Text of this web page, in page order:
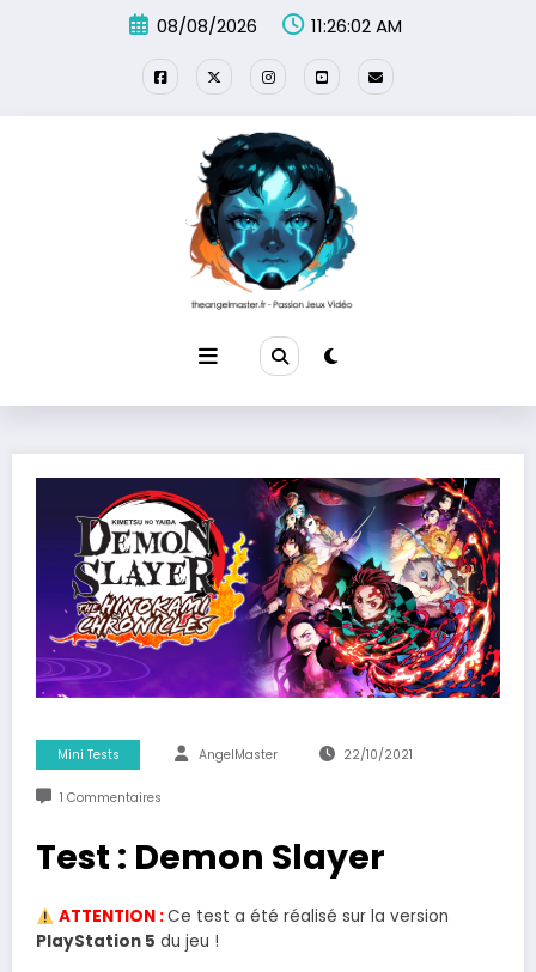
08/08/2026 11:26:04 AM
Mini Tests AngelMaster 22/10/2021
1 Commentaires
Test : Demon Slayer
ATTENTION :Ce test a été réalisé sur la version
PlayStation 5 du jeu !